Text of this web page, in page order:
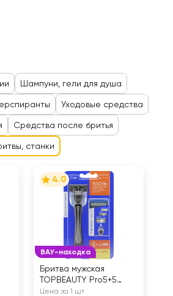
Шампуни, гели для душа
Уходовые средства
Средства после бритья
станки
ВАУ-находка
4.0
Бритва мужская
TOPBEAUTY Pro5+5
сменных кассет
Цена за 1 шт